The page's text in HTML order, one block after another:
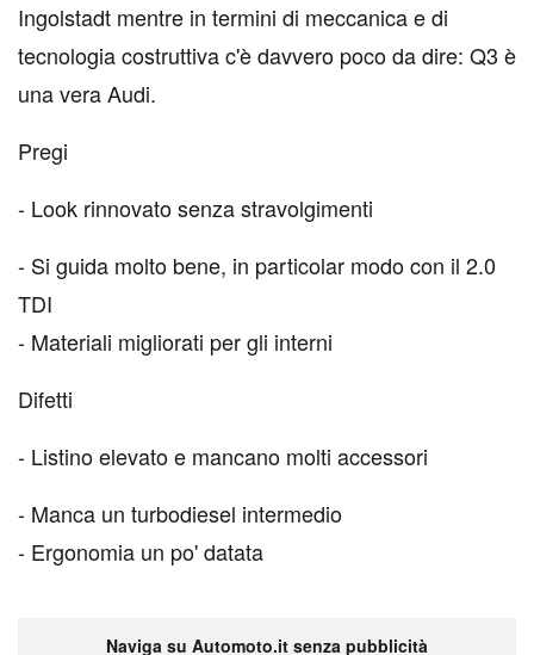
Ingolstadt mentre in termini di meccanica e di
tecnologia costruttiva c'è davvero poco da dire: Q3 è
una vera Audi.
Pregi
- Look rinnovato senza stravolgimenti
- Si guida molto bene, in particolar modo con il 2.0
TDI
- Materiali migliorati per gli interni
Difetti
- Listino elevato e mancano molti accessori
- Manca un turbodiesel intermedio
- Ergonomia un po' datata
Naviga su Automoto.it senza pubblicità